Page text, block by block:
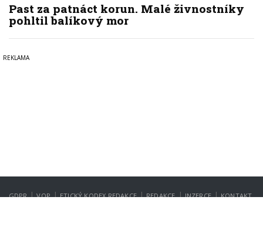
Past za patnáct korun. Malé živnostníky
pohltil balíkový mor
GDPR | VOP | ETICKÝ KODEX REDAKCE | REDAKCE | INZERCE | KONTAKT